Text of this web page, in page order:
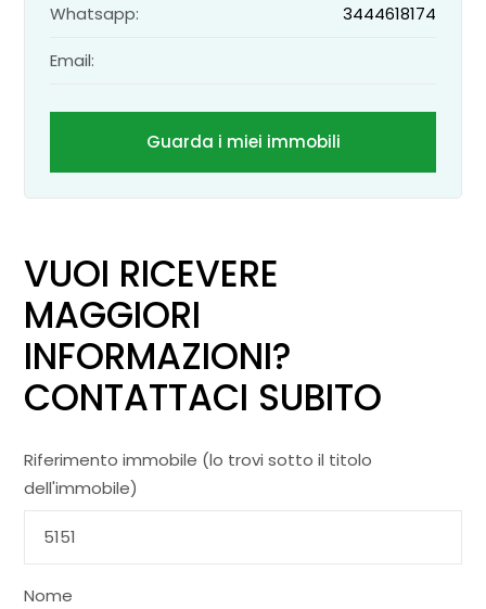
Whatsapp: 3444618174
Email:
Guarda i miei immobili
VUOI RICEVERE
MAGGIORI
INFORMAZIONI?
CONTATTACI SUBITO
Riferimento immobile (lo trovi sotto il titolo
dell'immobile)
Nome